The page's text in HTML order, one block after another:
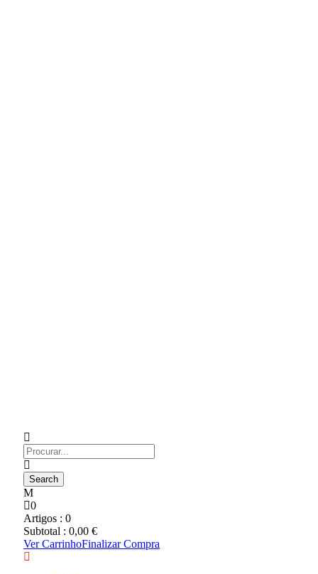
0
Artigos : 0
Subtotal : 0,00 €
Ver CarrinhoFinalizar Compra